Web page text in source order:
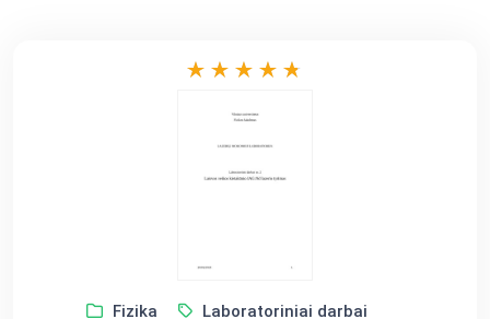
Fizika Laboratoriniai darbai